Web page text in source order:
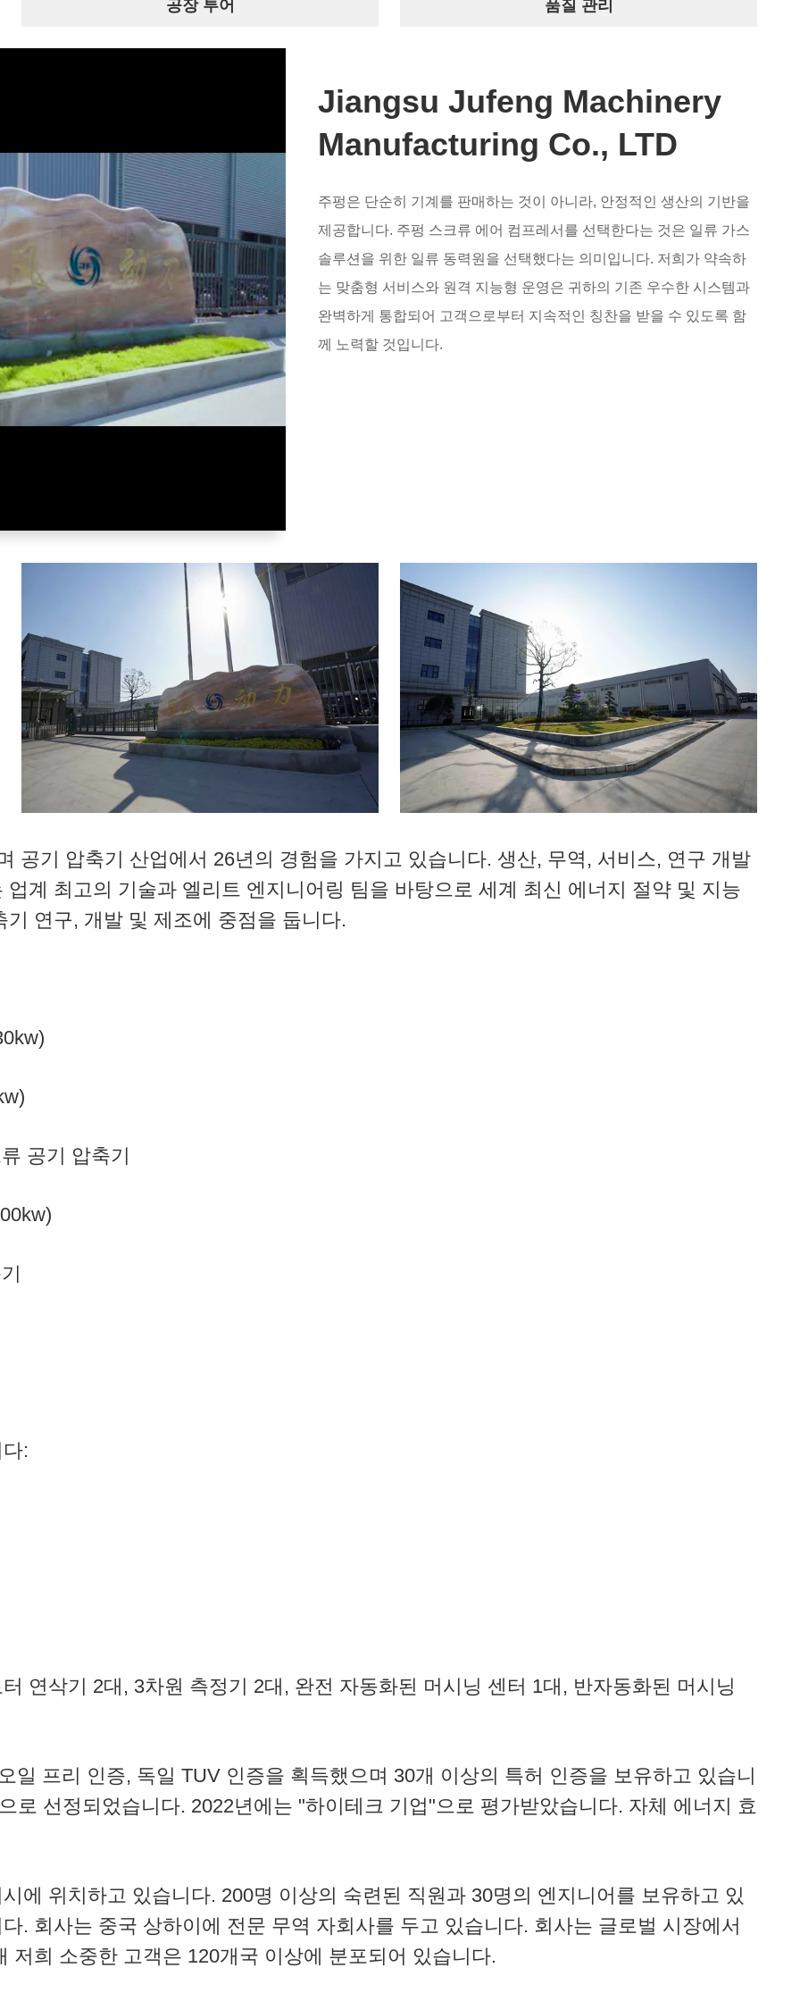
공장 투어 품질 관리
Jiangsu Jufeng Machinery
Manufacturing Co., LTD
주펑은 단순히 기계를 판매하는 것이 아니라, 안정적인 생산의 기반을
제공합니다. 주펑 스크류 에어 컴프레서를 선택한다는 것은 일류 가스
솔루션을 위한 일류 동력원을 선택했다는 의미입니다. 저희가 약속하
는 맞춤형 서비스와 원격 지능형 운영은 귀하의 기존 우수한 시스템과
완벽하게 통합되어 고객으로부터 지속적인 칭찬을 받을 수 있도록 함
께 노력할 것입니다.
공기 압축기 산업에서 26년의 경험을 가지고 있습니다. 생산, 무역, 서비스, 연구 개발
계 최고의 기술과 엘리트 엔지니어링 팀을 바탕으로 세계 최신 에너지 절약 및 지능
연구, 개발 및 제조에 중점을 둡니다.
공기 압축기
:
연삭기 2대, 3차원 측정기 2대, 완전 자동화된 머시닝 센터 1대, 반자동화된 머시닝
일 프리 인증, 독일 TUV 인증을 획득했으며 30개 이상의 특허 인증을 보유하고 있습니
로 선정되었습니다. 2022년에는 "하이테크 기업"으로 평가받았습니다. 자체 에너지 효
에 위치하고 있습니다. 200명 이상의 숙련된 직원과 30명의 엔지니어를 보유하고 있
. 회사는 중국 상하이에 전문 무역 자회사를 두고 있습니다. 회사는 글로벌 시장에서
저희 소중한 고객은 120개국 이상에 분포되어 있습니다.